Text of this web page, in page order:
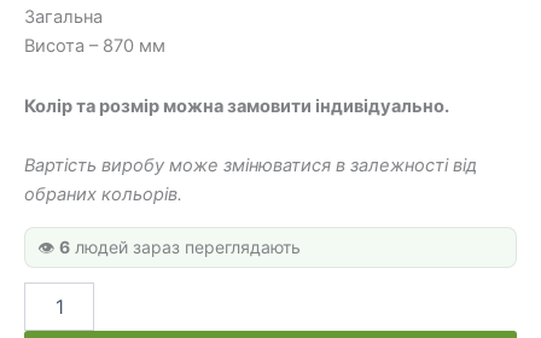
Загальна
Висота – 870 мм
Колір та розмір можна замовити індивідуально.
Вартість виробу може змінюватися в залежності від
обраних кольорів.
👁️ 6 людей зараз переглядають